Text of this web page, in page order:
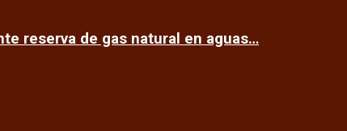
reserva de gas natural en aguas…